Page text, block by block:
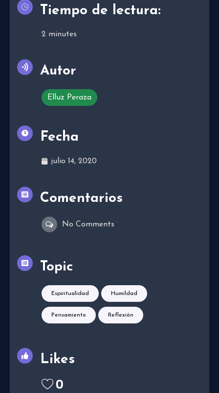
Tiempo de lectura:
2 minutes
Autor
Elluz Peraza
Fecha
julio 14, 2020
Comentarios
No Comments
Topic
Espiritualidad Humildad
Pensamiento Reflexión
Likes
0